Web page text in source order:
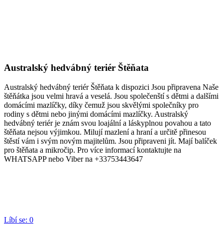
Australský hedvábný teriér Štěňata
Australský hedvábný teriér Štěňata k dispozici Jsou připravena Naše
štěňátka jsou velmi hravá a veselá. Jsou společenští s dětmi a dalšími
domácími mazlíčky, díky čemuž jsou skvělými společníky pro
rodiny s dětmi nebo jinými domácími mazlíčky. Australský
hedvábný teriér je znám svou loajální a láskyplnou povahou a tato
štěňata nejsou výjimkou. Milují mazlení a hraní a určitě přinesou
štěstí vám i svým novým majitelům. Jsou připraveni jít. Mají balíček
pro štěňata a mikročip. Pro více informací kontaktujte na
WHATSAPP nebo Viber na +33753443647
Líbí se: 0